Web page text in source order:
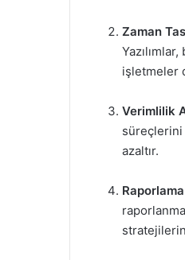
Zaman
işletmeler
Verimlilik
süreçlerini
azaltır.